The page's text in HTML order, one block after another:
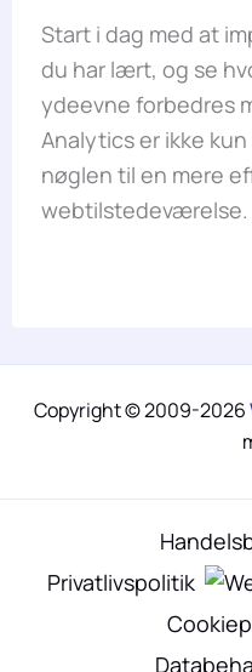
Start i dag med at
du har lært, og se
ydeevne forbedres
Analytics er ikke
nøglen til en mere
webtilstedeværelse.
Copyright © 2009-2026
Privatlivspolitik